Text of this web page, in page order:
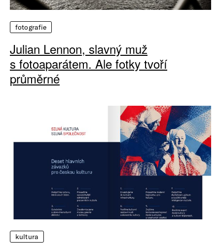
fotografie
Julian Lennon, slavný muž
s fotoaparátem. Ale fotky tvoří
průměrné
kultura